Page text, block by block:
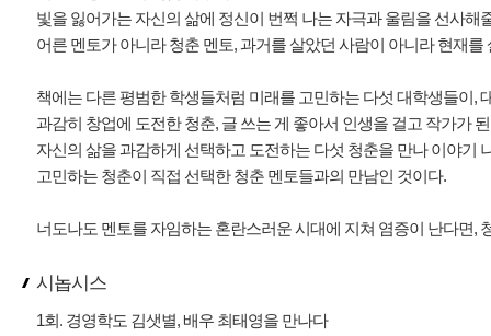
빛을 잃어가는 자신의 삶에 정신이 번쩍 나는 자극과 울림을 선사해
어른 멘토가 아니라 청춘 멘토, 과거를 살았던 사람이 아니라 현재
책에는 다른 평범한 학생들처럼 미래를 고민하는 다섯 대학생들이,
과감히 창업에 도전한 청춘, 글 쓰는 게 좋아서 인생을 걸고 작가가
자신의 삶을 과감하게 선택하고 도전하는 다섯 청춘을 만나 이야기
고민하는 청춘이 직접 선택한 청춘 멘토들과의 만남인 것이다.
너도나도 멘토를 자임하는 혼란스러운 시대에 지쳐 염증이 난다면,
시놉시스
1회. 경영학도 김샛별, 배우 최태영을 만나다